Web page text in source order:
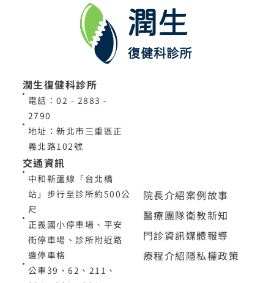
潤生復健科診所
電話：02 - 2883 -
2790
地址：新北市三重區正
義北路102號
交通資訊
中和新蘆線「台北橋
站」步行至診所約500公
尺
正義國小停車場、平安
街停車場、診所附近路
邊停車格
公車39、62、211、
院長介紹
醫療團隊
門診資訊
療程介紹
案例故事
衛教新知
媒體報導
隱私權政策